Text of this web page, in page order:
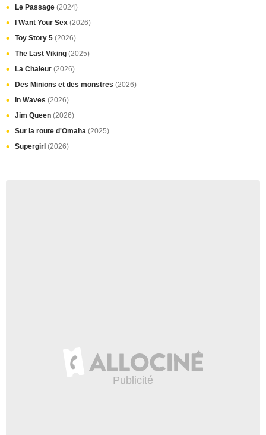
Le Passage (2024)
I Want Your Sex (2026)
Toy Story 5 (2026)
The Last Viking (2025)
La Chaleur (2026)
Des Minions et des monstres (2026)
In Waves (2026)
Jim Queen (2026)
Sur la route d'Omaha (2025)
Supergirl (2026)